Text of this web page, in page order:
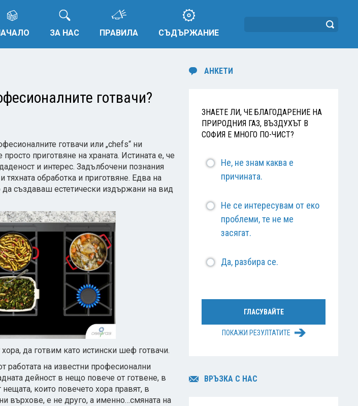
ЗА НАС ПРАВИЛА СЪДЪРЖАНИЕ
готвачи?
готвачи или „chefs“ ни
приготвяне на храната. Истината е, че
и интерес. Задълбочени познания
тяхната обработка и приготвяне. Едва на
създаваш естетически издържани на вид
да готвим като истински шеф готвачи.
работата на известни професионални
дейност в нещо повече от готвене, в
които повечето хора правят, в
върхове, е не друго, а именно…смяната на
АНКЕТИ
ЗНАЕТЕ ЛИ, ЧЕ БЛАГОДАРЕНИЕ НА
ПРИРОДНИЯ ГАЗ, ВЪЗДУХЪТ В
СОФИЯ Е МНОГО ПО-ЧИСТ?
Не, не знам каква е
причината.
Не се интересувам от еко
проблеми, те не ме
засягат.
Да, разбира се.
ПОКАЖИ РЕЗУЛТАТИТЕ
ВРЪЗКА С НАС